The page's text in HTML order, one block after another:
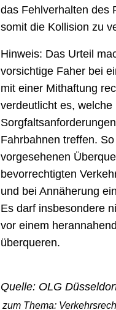
das Fehlverhalten des
somit die Kollision zu
Hinweis: Das Urteil
vorsichtige Faher bei
mit einer Mithaftung
verdeutlicht es, welche
Fahrbahnen treffen.
vorgesehenen
bevorrechtigten
und bei Annäherung
Es darf insbesondere
vor einem
überqueren.
Quelle: OLG
zum Thema: